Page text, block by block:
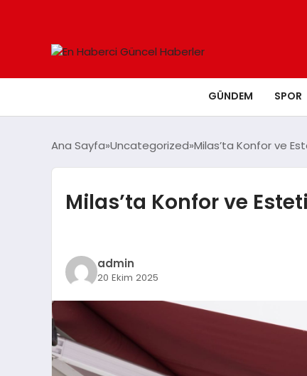
GÜNDEM SPOR
Ana Sayfa Uncategorized Milas’ta Konfor ve
Milas’ta Konfor ve
admin
20 Ekim 2025